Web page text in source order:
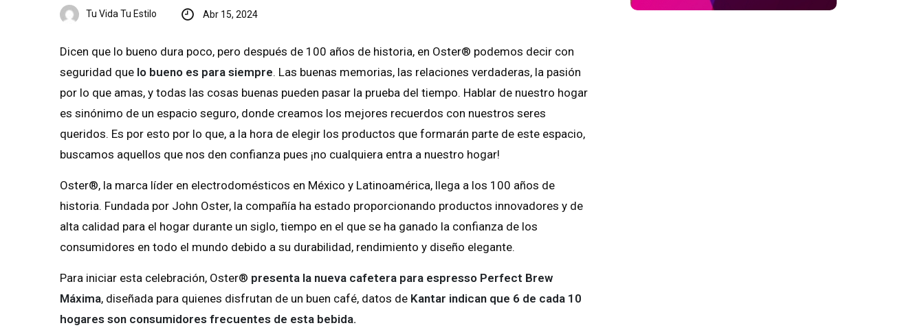
Tu Vida Tu Estilo Abr 15, 2024
Dicen que lo bueno dura poco, pero después de 100 años de historia, en Oster® podemos decir con
seguridad que lo bueno es para siempre. Las buenas memorias, las relaciones verdaderas, la pasión
por lo que amas, y todas las cosas buenas pueden pasar la prueba del tiempo. Hablar de nuestro hogar
es sinónimo de un espacio seguro, donde creamos los mejores recuerdos con nuestros seres
queridos. Es por esto por lo que, a la hora de elegir los productos que formarán parte de este espacio,
buscamos aquellos que nos den confianza pues ¡no cualquiera entra a nuestro hogar!
Oster®, la marca líder en electrodomésticos en México y Latinoamérica, llega a los 100 años de
historia. Fundada por John Oster, la compañía ha estado proporcionando productos innovadores y de
alta calidad para el hogar durante un siglo, tiempo en el que se ha ganado la confianza de los
consumidores en todo el mundo debido a su durabilidad, rendimiento y diseño elegante.
Para iniciar esta celebración, Oster® presenta la nueva cafetera para espresso Perfect Brew
Máxima, diseñada para quienes disfrutan de un buen café, datos de Kantar indican que 6 de cada 10
hogares son consumidores frecuentes de esta bebida.